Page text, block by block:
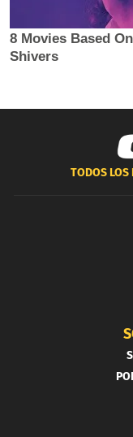
TODOS LOS